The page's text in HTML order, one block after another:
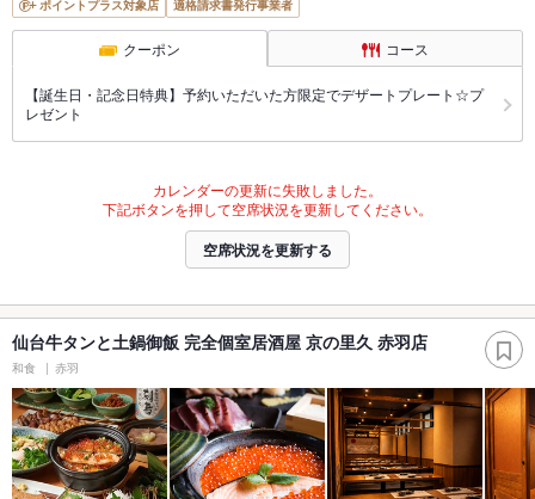
ポイントプラス対象店
適格請求書発行事業者
クーポン コース
【誕生日・記念日特典】予約いただいた方限定でデザートプレート☆プ
レゼント
カレンダーの更新に失敗しました。
下記ボタンを押して空席状況を更新してください。
空席状況を更新する
仙台牛タンと土鍋御飯 完全個室居酒屋 京の里久 赤羽店
和食 赤羽